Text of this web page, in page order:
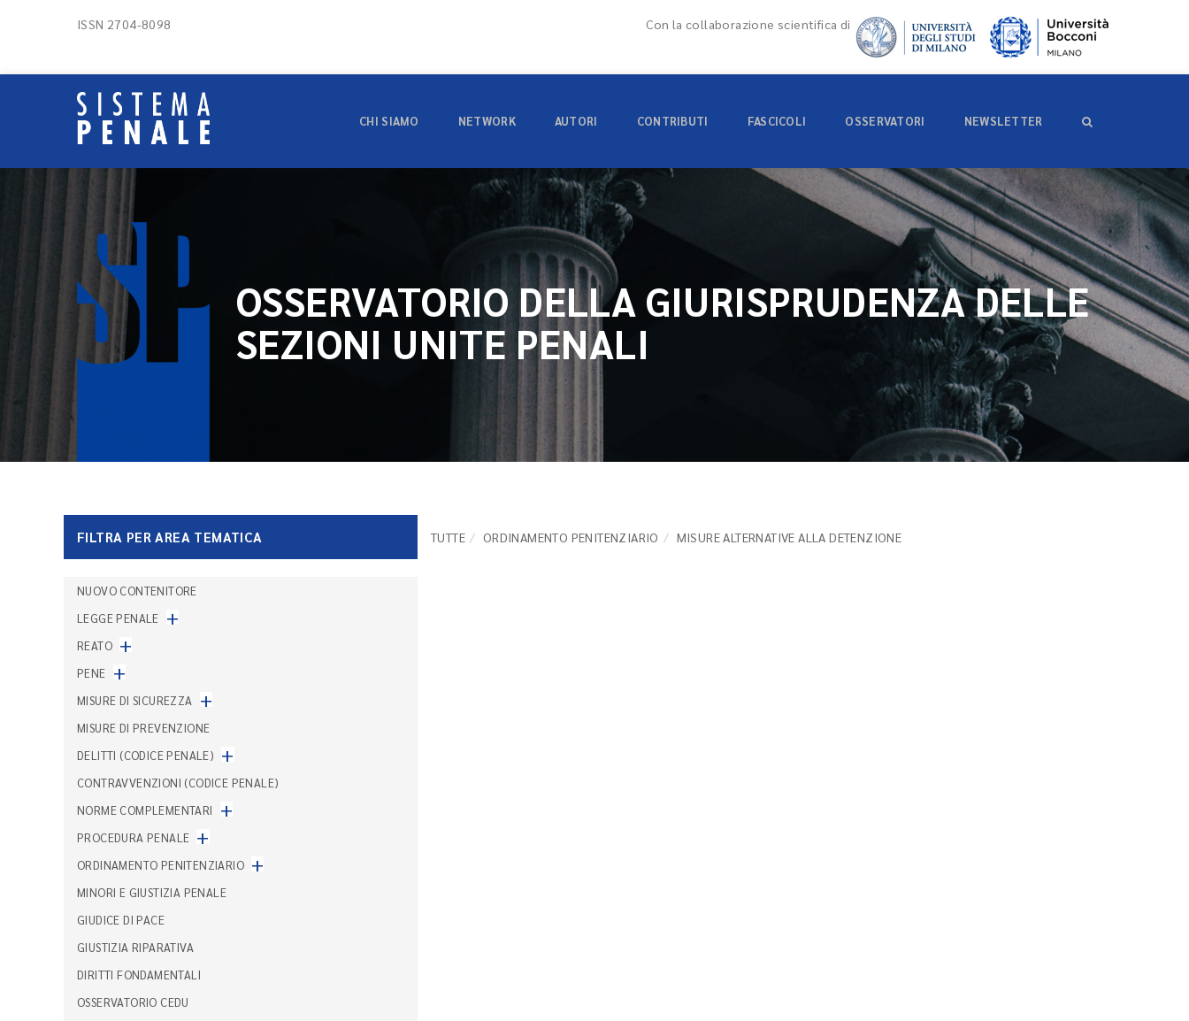
ISSN 2704-8098 Con la collaborazione scientifica di
CHI SIAMO NETWORK AUTORI CONTRIBUTI FASCICOLI OSSERVATORI NEWSLETTER
OSSERVATORIO DELLA GIURISPRUDENZA DELLE
SEZIONI UNITE PENALI
FILTRA PER AREA TEMATICA TUTTE ORDINAMENTO PENITENZIARIO MISURE ALTERNATIVE ALLA DETENZIONE
NUOVO CONTENITORE
LEGGE PENALE +
REATO +
PENE +
MISURE DI SICUREZZA +
MISURE DI PREVENZIONE
DELITTI (CODICE PENALE) +
CONTRAVVENZIONI (CODICE PENALE)
NORME COMPLEMENTARI
+
PROCEDURA PENALE +
ORDINAMENTO PENITENZIARIO +
MINORI E GIUSTIZIA PENALE
GIUDICE DI PACE
GIUSTIZIA RIPARATIVA
DIRITTI FONDAMENTALI
OSSERVATORIO CEDU